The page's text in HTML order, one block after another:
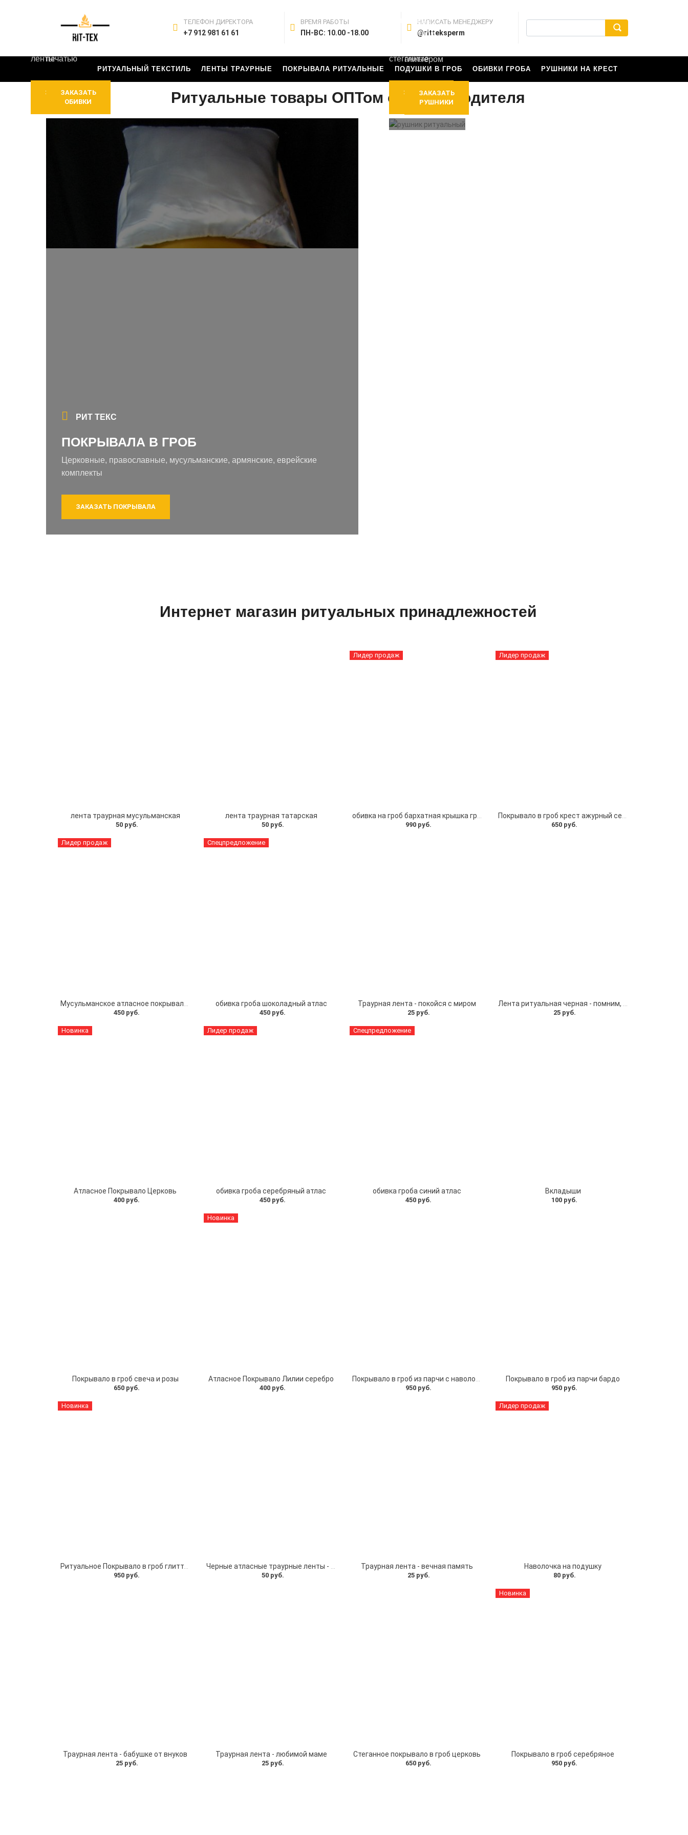
ТЕЛЕФОН ДИРЕКТОРА
+7 912 981 61 61
ВРЕМЯ РАБОТЫ
ПН-ВС: 10.00 -18.00
НАПИСАТЬ МЕНЕДЖЕРУ
@ritteksperm
РИТУАЛЬНЫЙ ТЕКСТИЛЬ ЛЕНТЫ ТРАУРНЫЕ ПОКРЫВАЛА РИТУАЛЬНЫЕ ПОДУШКИ В ГРОБ ОБИВКИ ГРОБА РУШНИКИ НА КРЕСТ
Ритуальные товары ОПТом от производителя
ленты
ЗАКАЗАТЬ
ЛЕНТЫ
крышкой
печатью
ЗАКАЗАТЬ
ОБИВКИ
РИТ ТЕКС
ПОКРЫВАЛА В ГРОБ
Церковные, православные, мусульманские, армянские, еврейские
комплекты
ЗАКАЗАТЬ ПОКРЫВАЛА
атласные,
стеганные
ЗАКАЗАТЬ
ПОДУШКИ
на крест с
цветной
глиттером
ЗАКАЗАТЬ
РУШНИКИ
Интернет магазин ритуальных принадлежностей
лента траурная мусульманская
50 руб.
лента траурная татарская
50 руб.
Лидер продаж
990 руб.
Лидер продаж
650 руб.
Лидер продаж
450 руб.
Спецпредложение
обивка гроба шоколадный атлас
450 руб.
Траурная лента - покойся с миром
25 руб. 25 руб.
Новинка
Атласное Покрывало Церковь
400 руб.
Лидер продаж
обивка гроба серебряный атлас
450 руб.
Спецпредложение
обивка гроба синий атлас
450 руб.
Вкладыши
100 руб.
Покрывало в гроб свеча и розы
650 руб.
Новинка
Атласное Покрывало Лилии серебро
400 руб. 950 руб.
Покрывало в гроб из парчи бардо
950 руб.
Новинка
950 руб. 50 руб.
Траурная лента - вечная память
25 руб.
Лидер продаж
Наволочка на подушку
80 руб.
Траурная лента - бабушке от внуков
25 руб.
Траурная лента - любимой маме
25 руб.
Стеганное покрывало в гроб церковь
650 руб.
Новинка
Покрывало в гроб серебряное
950 руб.